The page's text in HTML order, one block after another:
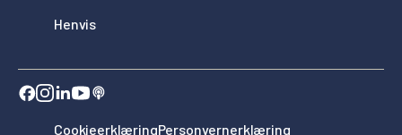
Henvis
CookieerklæringPersonvernerklæring